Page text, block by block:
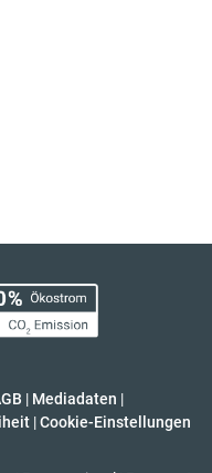
| Mediadaten |
| Cookie-Einstellungen